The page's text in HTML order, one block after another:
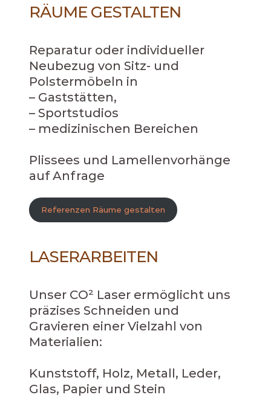
RÄUME GESTALTEN
Reparatur oder individueller
Neubezug von Sitz- und
Polstermöbeln in
– Gaststätten,
– Sportstudios
– medizinischen Bereichen
Plissees und Lamellenvorhänge
auf Anfrage
Referenzen Räume gestalten
LASERARBEITEN
Unser CO² Laser ermöglicht uns
präzises Schneiden und
Gravieren einer Vielzahl von
Materialien:
Kunststoff, Holz, Metall, Leder,
Glas, Papier und Stein